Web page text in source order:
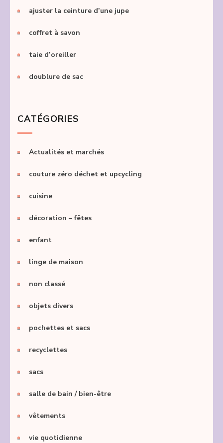
ajuster la ceinture d’une jupe
coffret à savon
taie d’oreiller
doublure de sac
CATÉGORIES
Actualités et marchés
couture zéro déchet et upcycling
cuisine
décoration – fêtes
enfant
linge de maison
non classé
objets divers
pochettes et sacs
recyclettes
sacs
salle de bain / bien-être
vêtements
vie quotidienne